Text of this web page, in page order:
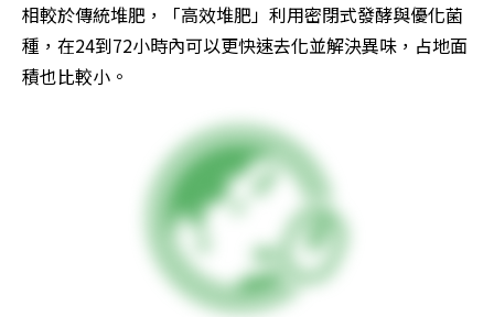
相較於傳統堆肥，「高效堆肥」利用密閉式發酵與優化菌
種，在24到72小時內可以更快速去化並解決異味，占地面
積也比較小。